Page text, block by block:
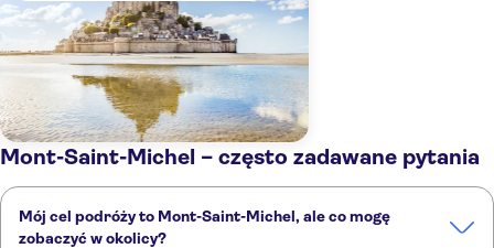
Mont-Saint-Michel – często zadawane pytania
Mój cel podróży to Mont-Saint-Michel, ale co mogę
zobaczyć w okolicy?